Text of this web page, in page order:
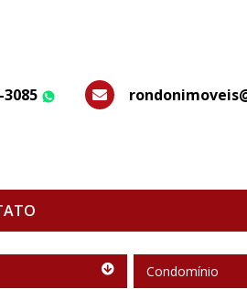
3085 WhatsApp
Condomínio